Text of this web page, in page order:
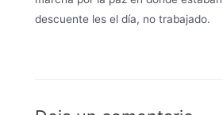
descuente les el día, no trabajado.